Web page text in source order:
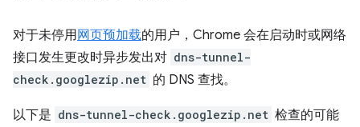
对于未停用网页预加载的用户，Chrome 会在启动时或网络
接口发生更改时异步发出对 dns-tunnel-
check.googlezip.net 的 DNS 查找。
以下是 dns-tunnel-check.googlezip.net 检查的可能